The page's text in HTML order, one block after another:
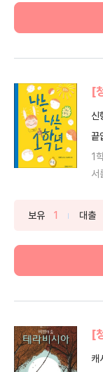
[
신
끝
1
서
보유 1 대출
[
캐